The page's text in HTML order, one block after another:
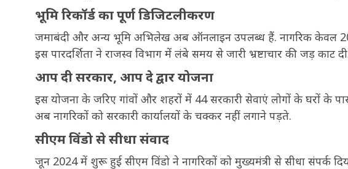
भूमि रिकॉर्ड का पूर्ण डिजिटलीकरण
जमाबंदी और अन्य भूमि अभिलेख अब ऑनलाइन उपलब्ध हैं. नागरिक केवल
इस पारदर्शिता ने राजस्व विभाग में लंबे समय से जारी भ्रष्टाचार की जड़ काट
आप दी सरकार, आप दे द्वार योजना
इस योजना के जरिए गांवों और शहरों में 44 सरकारी सेवाएं लोगों के घरों के
अब नागरिकों को सरकारी कार्यालयों के चक्कर नहीं लगाने पड़ते.
सीएम विंडो से सीधा संवाद
जून 2024 में शुरू हुई सीएम विंडो ने नागरिकों को मुख्यमंत्री से सीधा संपर्क